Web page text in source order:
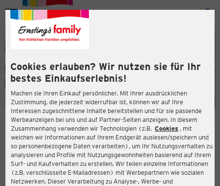
Cookies erlauben? Wir nutzen sie für Ihr
bestes Einkaufserlebnis!
Machen sie Ihren Einkauf persönlicher. Mit Ihrer ausdrücklichen
Zustimmung, die jederzeit widerrufbar ist, können wir auf Ihre
Interessen zugeschnittene Inhalte bereitstellen und für sie passende
Werbeanzeigen bei uns und auf Partner-Seiten anzeigen. In diesem
Zusammenhang verwenden wir Technologien (z.B. Cookies , mit
welchen wir Informationen auf Ihrem Endgerät auslesen/speichern und
so personenbezogene Daten verarbeiten), um Ihr Nutzungsverhalten zu
analysieren und Profile mit Nutzungsgewohnheiten basierend auf Ihrem
Surf- und Kaufverhalten zu erstellen. Wir teilen einzelne Informationen
(z.B. verschlüsselte E-Mailadressen) mit Werbepartnern wie sozialen
Netzwerken. Dieser Verarbeitung zu Analyse-, Werbe- und
Menü
ERNSTING'S FAMILY FILIALE
Marktplatz 3
97816 Lohr am Main
4,0
Bewertung: